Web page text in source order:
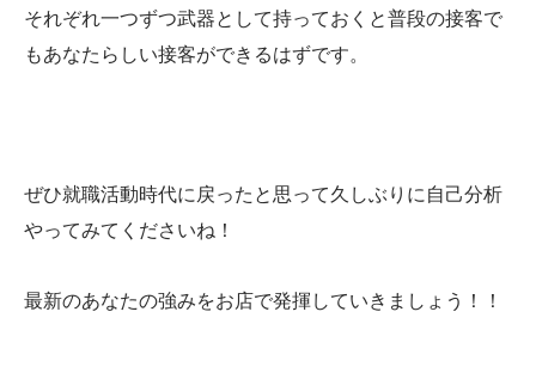
それぞれ一つずつ武器として持っておくと普段の接客で
もあなたらしい接客ができるはずです。
ぜひ就職活動時代に戻ったと思って久しぶりに自己分析
やってみてくださいね！
最新のあなたの強みをお店で発揮していきましょう！！